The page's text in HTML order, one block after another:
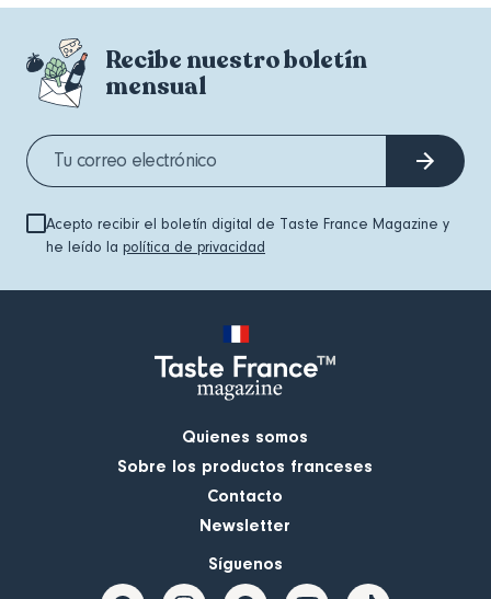
Recibe nuestro boletín
mensual
Acepto recibir el boletín digital de Taste France Magazine y
he leído la política de privacidad
Quienes somos
Sobre los productos franceses
Contacto
Newsletter
Síguenos